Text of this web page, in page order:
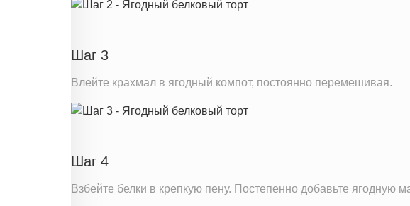
Шаг 3
Влейте крахмал в ягодный компот, постоянно перемешивая.
Шаг 4
Взбейте белки в крепкую пену. Постепенно добавьте ягодную